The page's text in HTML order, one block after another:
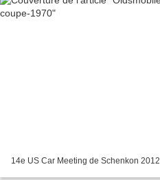
14e US Car Meeting de Schenkon 2012